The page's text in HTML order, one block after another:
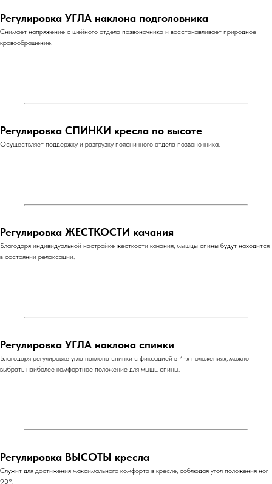
Регулировка УГЛА наклона подголовника
Снимает напряжение с шейного отдела позвоночника и восстанавливает природное
кровообращение.
Регулировка СПИНКИ кресла по высоте
Осуществляет поддержку и разгрузку поясничного отдела позвоночника.
Регулировка ЖЕСТКОСТИ качания
Благодаря индивидуальной настройке жесткости качания, мышцы спины будут находится
в состоянии релаксации.
Регулировка УГЛА наклона спинки
Благодаря регулировке угла наклона спинки с фиксацией в 4-х положениях, можно
выбрать наиболее комфортное положение для мышц спины.
Регулировка ВЫСОТЫ кресла
Служит для достижения максимального комфорта в кресле, соблюдая угол положения ног
90°.